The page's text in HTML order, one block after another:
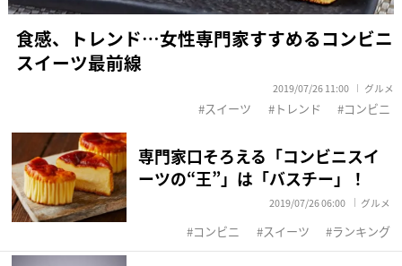
食感、トレンド…女性専門家すすめるコンビニ
スイーツ最前線
2019/07/26 11:00 グルメ
スイーツ トレンド コンビニ
専門家口そろえる「コンビニスイ
ーツの“王”」は「バスチー」！
2019/07/26 06:00 グルメ
コンビニ スイーツ ランキング